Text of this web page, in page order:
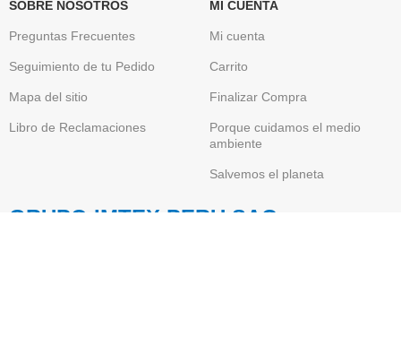
SOBRE NOSOTROS
Preguntas Frecuentes
Seguimiento de tu Pedido
Mapa del sitio
Libro de Reclamaciones
MI CUENTA
Mi cuenta
Carrito
Finalizar Compra
Porque cuidamos el medio
ambiente
Salvemos el planeta
GRUPO IMTEX PERU SAC